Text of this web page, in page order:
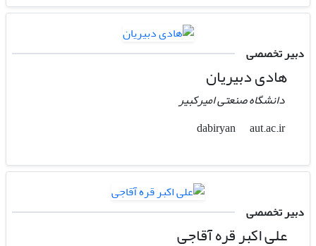
دبیر تخصصی
هادی دبیریان
دانشگاه صنعتی امیرکبیر
dabiryan
aut.ac.ir
دبیر تخصصی
علی اکبر قره آقاجی